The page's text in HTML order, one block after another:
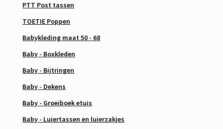
PTT Post tassen
TOETIE Poppen
Babykleding maat 50 - 68
Baby - Boxkleden
Baby - Bijtringen
Baby - Dekens
Baby - Groeiboek etuis
Baby - Luiertassen en luierzakjes